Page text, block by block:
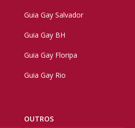
Guia Gay Salvador
Guia Gay BH
Guia Gay Floripa
Guia Gay Rio
OUTROS